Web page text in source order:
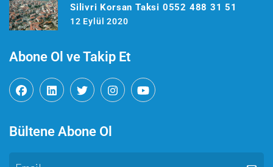
Silivri Korsan Taksi 0552 488 31 51
12 Eylül 2020
Abone Ol ve Takip Et
Bültene Abone Ol